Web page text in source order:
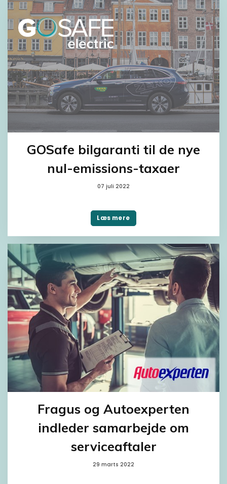
GOSafe bilgaranti til de nye
nul-emissions-taxaer
07 juli 2022
Læs mere
Fragus og Autoexperten
indleder samarbejde om
serviceaftaler
29 marts 2022